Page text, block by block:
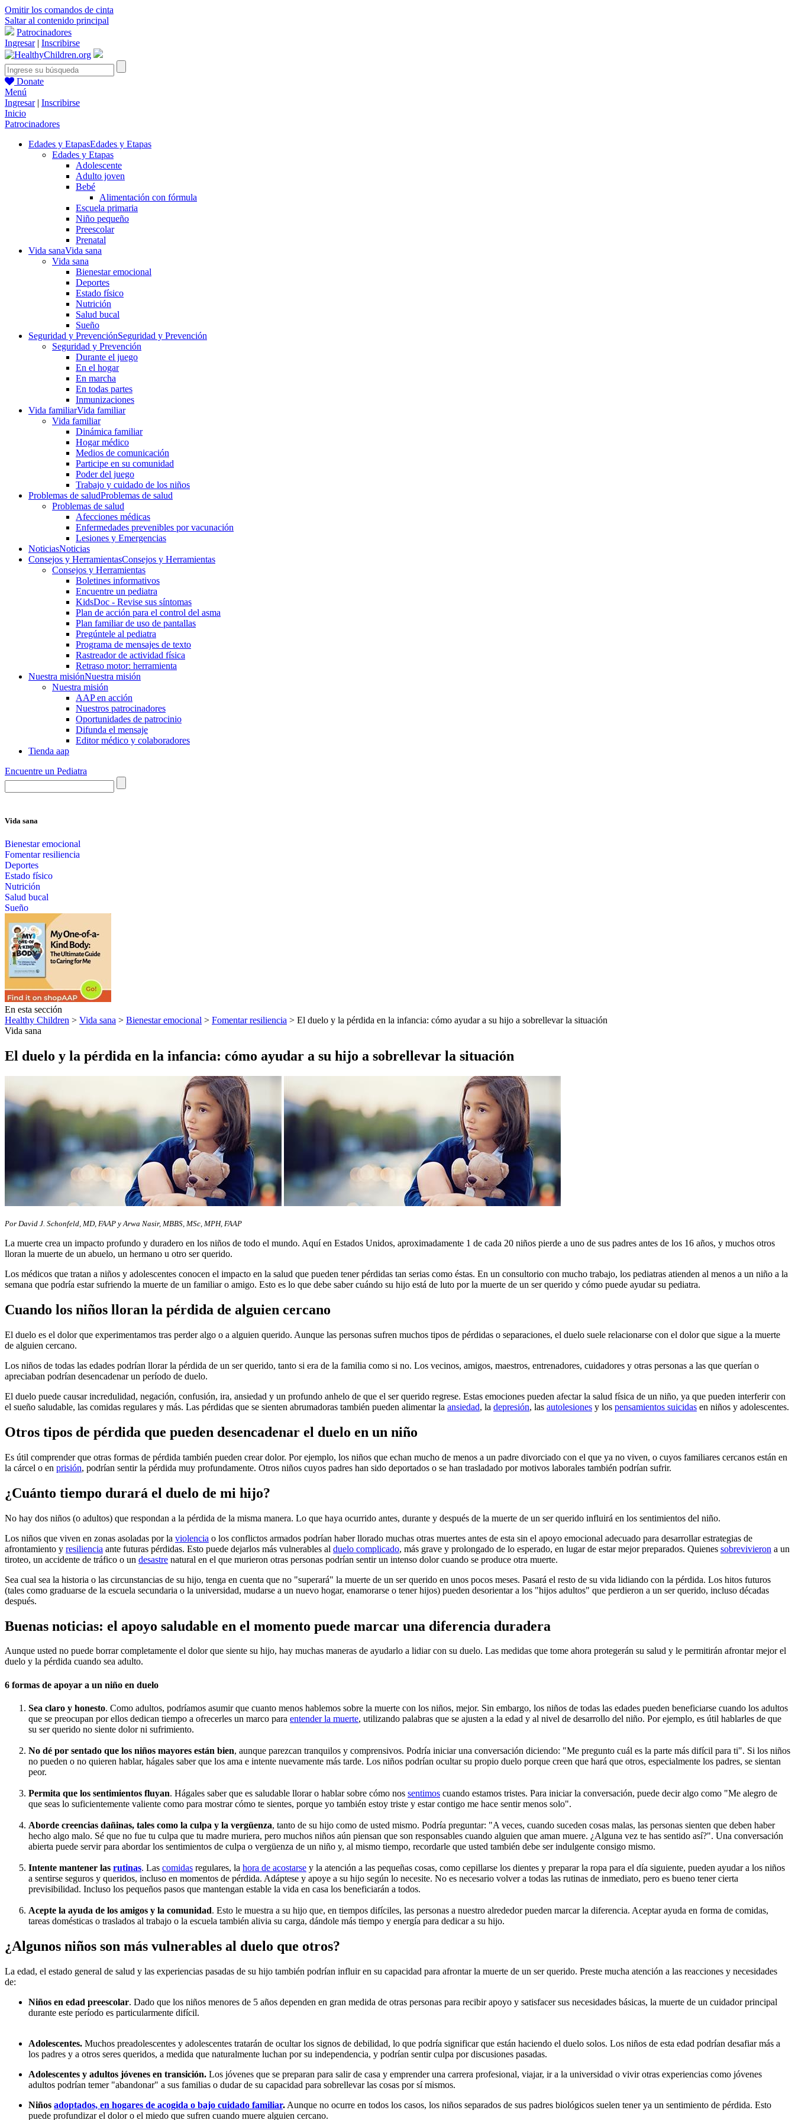
Omitir los comandos de cinta
Saltar al contenido principal
Patrocinadores
Ingresar| Inscribirse
Donate
Menú
Ingresar| Inscribirse
Inicio
Patrocinadores
Edades y EtapasEdades y Etapas
Edades y Etapas
Adolescente
Adulto joven
Bebé
Alimentación con fórmula
Escuela primaria
Niño pequeño
Preescolar
Prenatal
Vida sanaVida sana
Vida sana
Bienestar emocional
Deportes
Estado físico
Nutrición
Salud bucal
Sueño
Seguridad y PrevenciónSeguridad y Prevención
Seguridad y Prevención
Durante el juego
En el hogar
En marcha
En todas partes
Inmunizaciones
Vida familiarVida familiar
Vida familiar
Dinámica familiar
Hogar médico
Medios de comunicación
Participe en su comunidad
Poder del juego
Trabajo y cuidado de los niños
Problemas de saludProblemas de salud
Problemas de salud
Afecciones médicas
Enfermedades prevenibles por vacunación
Lesiones y Emergencias
NoticiasNoticias
Consejos y HerramientasConsejos y Herramientas
Consejos y Herramientas
Boletines informativos
Encuentre un pediatra
KidsDoc - Revise sus síntomas
Plan de acción para el control del asma
Plan familiar de uso de pantallas
Pregúntele al pediatra
Programa de mensajes de texto
Rastre​​ador de activida​d física
Retraso motor: herramienta
Nuestra misiónNuestra misión
Nuestra misión
AAP en acción
Nuestros patrocinadores
Oportunidades de patrocinio
Difunda el mensaje
Editor médico y colaboradores
Tienda aap
Encuentre un Pediatra
Vida sana
Bienestar emocional
Fomentar resiliencia
Deportes
Estado físico
Nutrición
Salud bucal
Sueño
En esta sección
Healthy Children > Vida sana > Bienestar emocional > Fomentar resiliencia > El duelo y la pérdida en la infancia: cómo ayudar a su hijo a sobrellevar la situación
Vida sana
El duelo y la pérdida en la infancia: cómo ayudar a su hijo a sobrellevar la situación
Por David J. Schonfeld, MD, FAAP y Arwa Nasir, MBBS, MSc, MPH, FAAP
La muerte crea un impacto profundo y duradero en los niños de todo el mundo. Aquí en Estados Unidos, aproximadamente 1 de cada 20 niños pierde a uno de sus padres antes de los 16 años, y muchos otros
lloran la muerte de un abuelo, un hermano u otro ser querido.
Los médicos que tratan a niños y adolescentes conocen el impacto en la salud que pueden tener pérdidas tan serias como éstas. En un consultorio con mucho trabajo, los pediatras atienden al menos a un niño a la
semana que podría estar sufriendo la muerte de un familiar o amigo. Esto es lo que debe saber cuándo su hijo está de luto por la muerte de un ser querido y cómo puede ayudar su pediatra.
Cuando los niños lloran la pérdida de alguien cercano
El duelo es el dolor que experimentamos tras perder algo o a alguien querido. Aunque las personas sufren muchos tipos de pérdidas o separaciones, el duelo suele relacionarse con el dolor que sigue a la muerte
de alguien cercano.
Los niños de todas las edades podrían llorar la pérdida de un ser querido, tanto si era de la familia como si no. Los vecinos, amigos, maestros, entrenadores, cuidadores y otras personas a las que querían o
apreciaban podrían desencadenar un período de duelo.
El duelo puede causar incredulidad, negación, confusión, ira, ansiedad y un profundo anhelo de que el ser querido regrese. Estas emociones pueden afectar la salud física de un niño, ya que pueden interferir con
el sueño saludable, las comidas regulares y más. Las pérdidas que se sienten abrumadoras también pueden alimentar la ansiedad, la depresión, las autolesiones y los pensamientos suicidas en niños y adolescentes.
Otros tipos de pérdida que pueden desencadenar el duelo en un niño
Es útil comprender que otras formas de pérdida también pueden crear dolor. Por ejemplo, los niños que echan mucho de menos a un padre divorciado con el que ya no viven, o cuyos familiares cercanos están en
la cárcel o en prisión, podrían sentir la pérdida muy profundamente. Otros niños cuyos padres han sido deportados o se han trasladado por motivos laborales también podrían sufrir.
¿Cuánto tiempo durará el duelo de mi hijo?
No hay dos niños (o adultos) que respondan a la pérdida de la misma manera. Lo que haya ocurrido antes, durante y después de la muerte de un ser querido influirá en los sentimientos del niño.
Los niños que viven en zonas asoladas por la violencia o los conflictos armados podrían haber llorado muchas otras muertes antes de esta sin el apoyo emocional adecuado para desarrollar estrategias de
afrontamiento y resiliencia ante futuras pérdidas. Esto puede dejarlos más vulnerables al duelo complicado, más grave y prolongado de lo esperado, en lugar de estar mejor preparados. Quienes sobrevivieron a un
tiroteo, un accidente de tráfico o un desastre natural en el que murieron otras personas podrían sentir un intenso dolor cuando se produce otra muerte.
Sea cual sea la historia o las circunstancias de su hijo, tenga en cuenta que no "superará" la muerte de un ser querido en unos pocos meses. Pasará el resto de su vida lidiando con la pérdida. Los hitos futuros
(tales como graduarse de la escuela secundaria o la universidad, mudarse a un nuevo hogar, enamorarse o tener hijos) pueden desorientar a los "hijos adultos" que perdieron a un ser querido, incluso décadas
después.
Buenas noticias: el apoyo saludable en el momento puede marcar una diferencia duradera
Aunque usted no puede borrar completamente el dolor que siente su hijo, hay muchas maneras de ayudarlo a lidiar con su duelo. Las medidas que tome ahora protegerán su salud y le permitirán afrontar mejor el
duelo y la pérdida cuando sea adulto.
6 formas de apoyar a un niño en duelo
Sea claro y honesto. Como adultos, podríamos asumir que cuanto menos hablemos sobre la muerte con los niños, mejor. Sin embargo, los niños de todas las edades pueden beneficiarse cuando los adultos
que se preocupan por ellos dedican tiempo a ofrecerles un marco para entender la muerte, utilizando palabras que se ajusten a la edad y al nivel de desarrollo del niño. Por ejemplo, es útil hablarles de que
su ser querido no siente dolor ni sufrimiento.
No dé por sentado que los niños mayores están bien, aunque parezcan tranquilos y comprensivos. Podría iniciar una conversación diciendo: "Me pregunto cuál es la parte más difícil para ti". Si los niños
no pueden o no quieren hablar, hágales saber que los ama e intente nuevamente más tarde. Los niños podrían ocultar su propio duelo porque creen que hará que otros, especialmente los padres, se sientan
peor.
Permita que los sentimientos fluyan. Hágales saber que es saludable llorar o hablar sobre cómo nos sentimos cuando estamos tristes. Para iniciar la conversación, puede decir algo como "Me alegro de
que seas lo suficientemente valiente como para mostrar cómo te sientes, porque yo también estoy triste y estar contigo me hace sentir menos solo".
Aborde creencias dañinas, tales como la culpa y la vergüenza, tanto de su hijo como de usted mismo. Podría preguntar: "A veces, cuando suceden cosas malas, las personas sienten que deben haber
hecho algo malo. Sé que no fue tu culpa que tu madre muriera, pero muchos niños aún piensan que son responsables cuando alguien que aman muere. ¿Alguna vez te has sentido así?". Una conversación
abierta puede servir para abordar los sentimientos de culpa o vergüenza de un niño y, al mismo tiempo, recordarle que usted también debe ser indulgente consigo mismo.
Intente mantener las rutinas. Las comidas regulares, la hora de acostarse y la atención a las pequeñas cosas, como cepillarse los dientes y preparar la ropa para el día siguiente, pueden ayudar a los niños
a sentirse seguros y queridos, incluso en momentos de pérdida. Adáptese y apoye a su hijo según lo necesite. No es necesario volver a todas las rutinas de inmediato, pero es bueno tener cierta
previsibilidad. Incluso los pequeños pasos que mantengan estable la vida en casa los beneficiarán a todos.
Acepte la ayuda de los amigos y la comunidad. Esto le muestra a su hijo que, en tiempos difíciles, las personas a nuestro alrededor pueden marcar la diferencia. Aceptar ayuda en forma de comidas,
tareas domésticas o traslados al trabajo o la escuela también alivia su carga, dándole más tiempo y energía para dedicar a su hijo.
¿Algunos niños son más vulnerables al duelo que otros?
La edad, el estado general de salud y las experiencias pasadas de su hijo también podrían influir en su capacidad para afrontar la muerte de un ser querido. Preste mucha atención a las reacciones y necesidades
de:
Niños en edad preescolar. Dado que los niños menores de 5 años dependen en gran medida de otras personas para recibir apoyo y satisfacer sus necesidades básicas, la muerte de un cuidador principal
durante este período es particularmente difícil.
Adolescentes. Muchos preadolescentes y adolescentes tratarán de ocultar los signos de debilidad, lo que podría significar que están haciendo el duelo solos. Los niños de esta edad podrían desafiar más a
los padres y a otros seres queridos, a medida que naturalmente luchan por su independencia, y podrían sentir culpa por discusiones pasadas.
Adolescentes y adultos jóvenes en transición. Los jóvenes que se preparan para salir de casa y emprender una carrera profesional, viajar, ir a la universidad o vivir otras experiencias como jóvenes
adultos podrían temer "abandonar" a sus familias o dudar de su capacidad para sobrellevar las cosas por sí mismos.
Niños adoptados, en hogares de acogida o bajo cuidado familiar. Aunque no ocurre en todos los casos, los niños separados de sus padres biológicos suelen tener ya un sentimiento de pérdida. Esto
puede profundizar el dolor o el miedo que sufren cuando muere alguien cercano.